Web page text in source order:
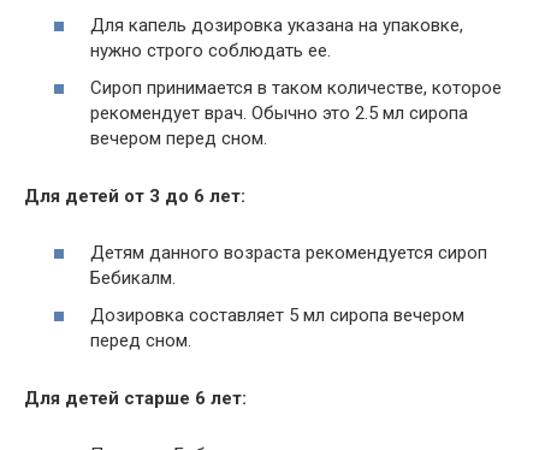
Для капель дозировка указана на упаковке,
нужно строго соблюдать ее.
Сироп принимается в таком количестве, которое
рекомендует врач. Обычно это 2.5 мл сиропа
вечером перед сном.
Для детей от 3 до 6 лет:
Детям данного возраста рекомендуется сироп
Бебикалм.
Дозировка составляет 5 мл сиропа вечером
перед сном.
Для детей старше 6 лет: